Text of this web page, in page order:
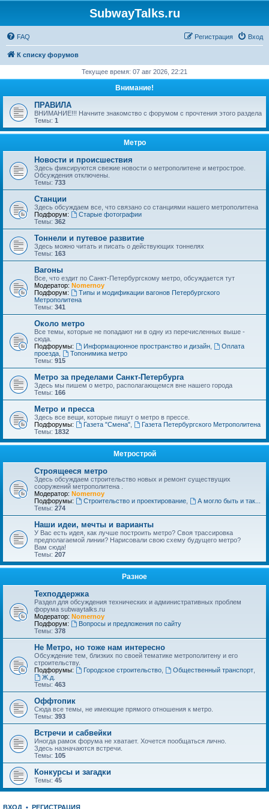
SubwayTalks.ru
FAQ Вход
Регистрация
К списку форумов
Текущее время: 07 авг 2026, 22:21
Внимание!
ПРАВИЛА
ВНИМАНИЕ!!! Начните знакомство с форумом с прочтения этого раздела
Темы: 1
Метро
Новости и происшествия
Здесь фиксируются свежие новости о метрополитене и метрострое.
Обсуждения отключены.
Темы: 733
Станции
Здесь обсуждаем все, что связано со станциями нашего метрополитена
Подфорум:
Старые фотографии
Темы: 362
Тоннели и путевое развитие
Здесь можно читать и писать о действующих тоннелях
Темы: 163
Вагоны
Все, что ездит по Санкт-Петербургскому метро, обсуждается тут
Модератор: Nomernoy
Подфорум:
Типы и модификации вагонов Петербургского
Метрополитена
Темы: 341
Около метро
Все темы, которые не попадают ни в одну из перечисленных выше -
сюда.
Подфорумы:
Информационное пространство и дизайн,
Оплата
проезда
Топонимика метро
Темы: 915
Метро за пределами Санкт-Петербурга
Здесь мы пишем о метро, располагающемся вне нашего города
Темы: 166
Метро и пресса
Здесь все вещи, которые пишут о метро в прессе.
Подфорумы:
Газета "Смена",
Газета Петербургского Метрополитена
Темы: 1832
Метрострой
Строящееся метро
Здесь обсуждаем строительство новых и ремонт существущих
сооружений метрополитена .
Модератор: Nomernoy
Подфорумы:
Строительство и проектирование,
А могло быть и так...
Темы: 274
Наши идеи, мечты и варианты
У Вас есть идея, как лучше построить метро? Своя трассировка
предполагаемой линии? Нарисовали свою схему будущего метро?
Вам сюда!
Темы: 207
Разное
Техподдержка
Раздел для обсуждения технических и административных проблем
форума subwaytalks.ru
Модератор: Nomernoy
Подфорум:
Вопросы и предложения по сайту
Темы: 378
Не Метро, но тоже нам интересно
Обсуждение тем, близких по своей тематике метрополитену и его
строительству.
Подфорумы:
Городское строительство, Общественный транспорт,
Ж.д.
Темы: 463
Оффтопик
Сюда все темы, не имеющие прямого отношения к метро.
Темы: 393
Встречи и сабвейки
Иногда рамок форума не хватает. Хочется пообщаться лично.
Здесь назначаются встречи.
Темы: 105
Конкурсы и загадки
Темы: 45
ВХОД • РЕГИСТРАЦИЯ